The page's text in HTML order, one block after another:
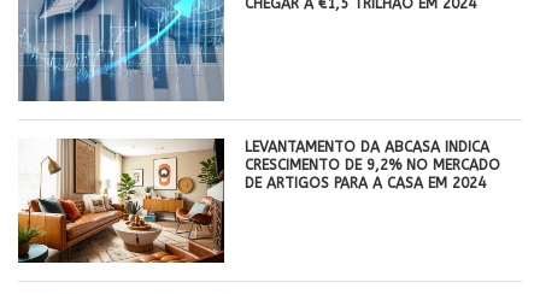
CHEGAR A €1,5 TRILHÃO EM 2024
LEVANTAMENTO DA ABCASA INDICA
CRESCIMENTO DE 9,2% NO MERCADO
DE ARTIGOS PARA A CASA EM 2024